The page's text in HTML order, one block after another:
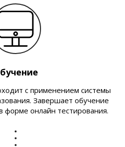
с применением системы
Завершает обучение
форме онлайн тестирования.